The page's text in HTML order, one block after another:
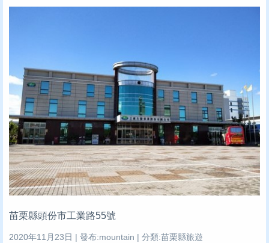
苗栗縣頭份市工業路55號
2020年11月23日 | 發布:mountain | 分類:苗栗縣旅遊